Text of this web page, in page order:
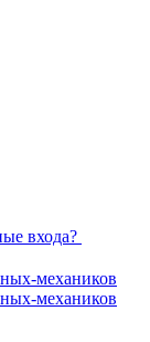
входа?